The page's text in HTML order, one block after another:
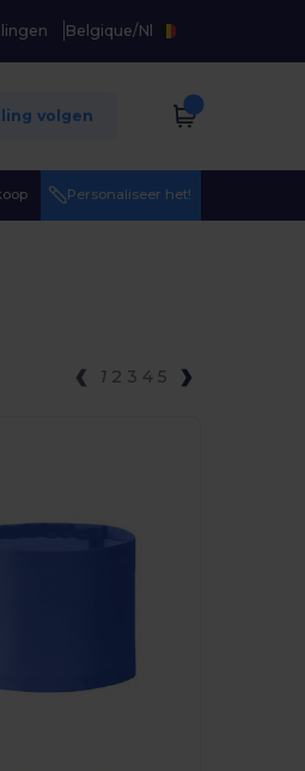
Belgique/Nl
volgen
Personaliseer het!
1 2 3 4 5